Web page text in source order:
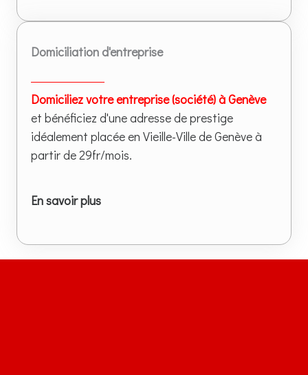
Domiciliation d'entreprise
Domiciliez votre entreprise (société) à Genève
et bénéficiez d'une adresse de prestige
idéalement placée en Vieille-Ville de Genève à
partir de 29fr/mois.
En savoir plus